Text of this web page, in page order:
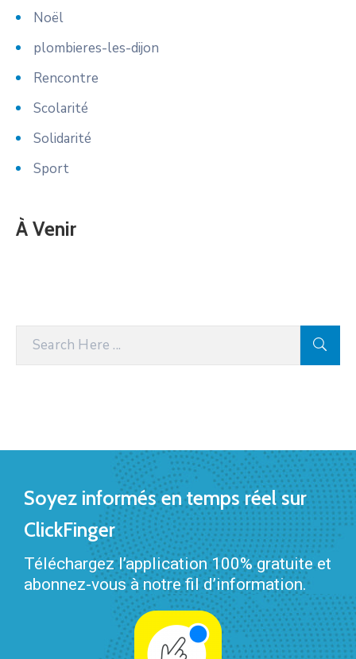
Noël
plombieres-les-dijon
Rencontre
Scolarité
Solidarité
Sport
À Venir
Soyez informés en temps réel sur
ClickFinger
Téléchargez l’application 100% gratuite et
abonnez-vous à notre fil d’information.